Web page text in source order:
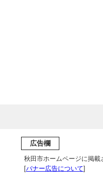
広告欄
秋田市ホームページに掲載
[バナー広告について]